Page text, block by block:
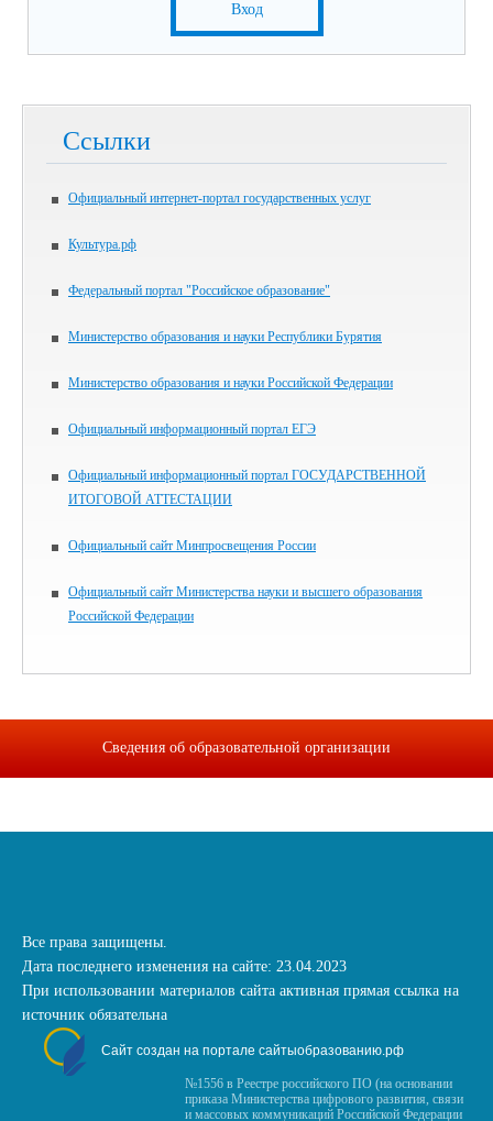
Вход
Ссылки
Официальный интернет-портал государственных услуг
Культура.рф
Федеральный портал "Российское образование"
Министерство образования и науки Республики Бурятия
Министерство образования и науки Российской Федерации
Официальный информационный портал ЕГЭ
Официальный информационный портал ГОСУДАРСТВЕННОЙ
ИТОГОВОЙ АТТЕСТАЦИИ
Официальный сайт Минпросвещения России
Официальный сайт Министерства науки и высшего образования
Российской Федерации
Сведения об образовательной организации
Все права защищены.
Дата последнего изменения на сайте: 23.04.2023
При использовании материалов сайта активная прямая ссылка на
источник обязательна
Сайт создан на портале сайтыобразованию.рф
№1556 в Реестре российского ПО (на основании
приказа Министерства цифрового развития, связи
и массовых коммуникаций Российской Федерации